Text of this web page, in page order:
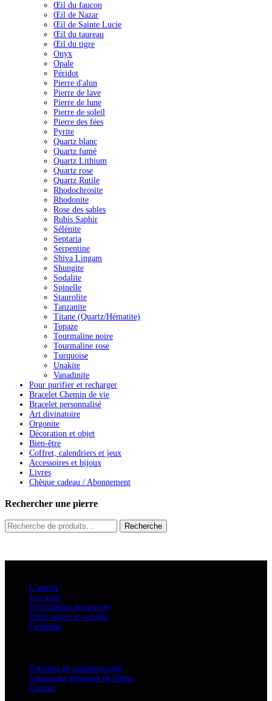
Œil du faucon
Œil de Nazar
Œil de Sainte Lucie
Œil du taureau
Œil du tigre
Onyx
Opale
Péridot
Pierre d'alun
Pierre de lave
Pierre de lune
Pierre de soleil
Pierre des fées
Pyrite
Quartz blanc
Quartz fumé
Quartz Lithium
Quartz rose
Quartz Rutile
Rhodochrosite
Rhodonite
Rose des sables
Rubis Saphir
Sélénite
Septaria
Serpentine
Shiva Lingam
Shungite
Sodalite
Spinelle
Staurolite
Tanzanite
Titane (Quartz/Hématite)
Topaze
Tourmaline noire
Tourmaline rose
Turquoise
Unakite
Vanadinite
Pour purifier et recharger
Bracelet Chemin de vie
Bracelet personnalisé
Art divinatoire
Orgonite
Décoration et objet
Bien-être
Coffret, calendriers et jeux
Accessoires et bijoux
Livres
Chèque cadeau / Abonnement
Rechercher une pierre
Recherche
pour :
Recherche
L’atelier
Les soins
Provenances des pierres
Dates salons et samedis
Facebook
Politique de confidentialité
Conditions générales de ventes
Contact